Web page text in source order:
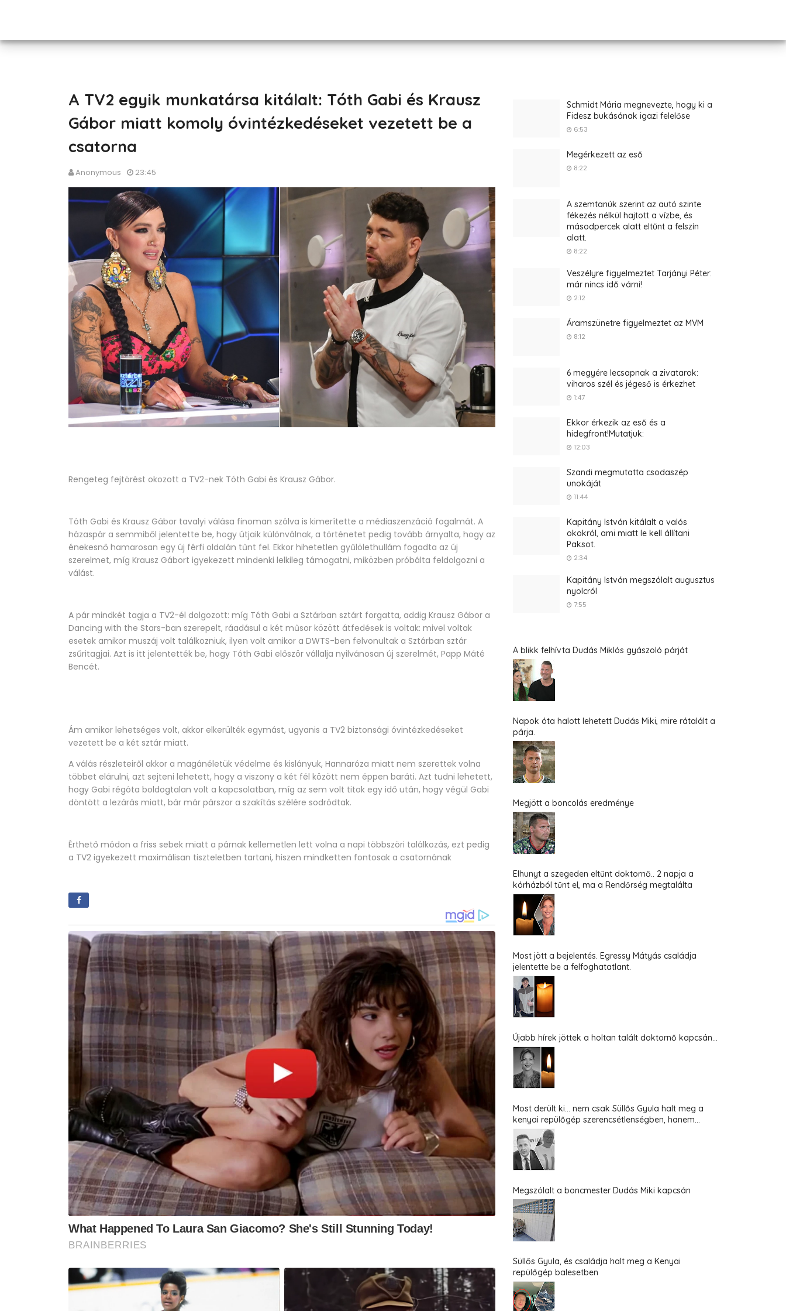
A TV2 egyik munkatársa kitálalt: Tóth Gabi és Krausz
Gábor miatt komoly óvintézkedéseket vezetett be a
csatorna
Anonymous 23:45
Rengeteg fejtörést okozott a TV2-nek Tóth Gabi és Krausz Gábor.
Tóth Gabi és Krausz Gábor tavalyi válása finoman szólva is kimerítette a médiaszenzáció fogalmát. A
házaspár a semmiből jelentette be, hogy útjaik különválnak, a történetet pedig tovább árnyalta, hogy az
énekesnő hamarosan egy új férfi oldalán tűnt fel. Ekkor hihetetlen gyűlölethullám fogadta az új
szerelmet, míg Krausz Gábort igyekezett mindenki lelkileg támogatni, miközben próbálta feldolgozni a
válást.
A pár mindkét tagja a TV2-él dolgozott: míg Tóth Gabi a Sztárban sztárt forgatta, addig Krausz Gábor a
Dancing with the Stars-ban szerepelt, ráadásul a két műsor között átfedések is voltak: mivel voltak
esetek amikor muszáj volt találkozniuk, ilyen volt amikor a DWTS-ben felvonultak a Sztárban sztár
zsűritagjai. Azt is itt jelentették be, hogy Tóth Gabi először vállalja nyilvánosan új szerelmét, Papp Máté
Bencét.
Ám amikor lehetséges volt, akkor elkerülték egymást, ugyanis a TV2 biztonsági óvintézkedéseket
vezetett be a két sztár miatt.
A válás részleteiről akkor a magánéletük védelme és kislányuk, Hannaróza miatt nem szerettek volna
többet elárulni, azt sejteni lehetett, hogy a viszony a két fél között nem éppen baráti. Azt tudni lehetett,
hogy Gabi régóta boldogtalan volt a kapcsolatban, míg az sem volt titok egy idő után, hogy végül Gabi
döntött a lezárás miatt, bár már párszor a szakítás szélére sodródtak.
Érthető módon a friss sebek miatt a párnak kellemetlen lett volna a napi többszöri találkozás, ezt pedig
a TV2 igyekezett maximálisan tiszteletben tartani, hiszen mindketten fontosak a csatornának
Schmidt Mária megnevezte, hogy ki a
Fidesz bukásának igazi felelőse
6:53
Megérkezett az eső
8:22
A szemtanúk szerint az autó szinte
fékezés nélkül hajtott a vízbe, és
másodpercek alatt eltűnt a felszín
alatt.
8:22
Veszélyre figyelmeztet Tarjányi Péter:
már nincs idő várni!
2:12
Áramszünetre figyelmeztet az MVM
8:12
6 megyére lecsapnak a zivatarok:
viharos szél és jégeső is érkezhet
1:47
Ekkor érkezik az eső és a
hidegfront!Mutatjuk:
12:03
Szandi megmutatta csodaszép
unokáját
11:44
Kapitány István kitálalt a valós
okokról, ami miatt le kell állítani
Paksot.
2:34
Kapitány István megszólalt augusztus
nyolcról
7:55
A blikk felhívta Dudás Miklós gyászoló párját
Napok óta halott lehetett Dudás Miki, mire rátalált a
párja.
Megjött a boncolás eredménye
Elhunyt a szegeden eltűnt doktornő.. 2 napja a
kórházból tűnt el, ma a Rendőrség megtalálta
Most jött a bejelentés. Egressy Mátyás családja
jelentette be a felfoghatatlant.
Újabb hírek jöttek a holtan talált doktornő kapcsán...
Most derült ki... nem csak Süllős Gyula halt meg a
kenyai repülőgép szerencsétlenségben, hanem...
Megszólalt a boncmester Dudás Miki kapcsán
Süllős Gyula, és családja halt meg a Kenyai
repülőgép balesetben